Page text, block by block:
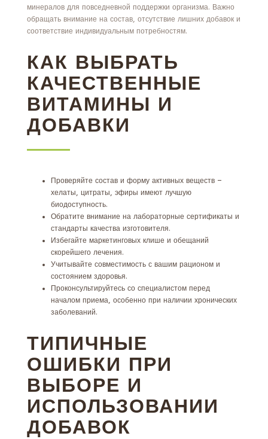
минералов для повседневной поддержки организма. Важно
обращать внимание на состав, отсутствие лишних добавок и
соответствие индивидуальным потребностям.
КАК ВЫБРАТЬ
КАЧЕСТВЕННЫЕ
ВИТАМИНЫ И
ДОБАВКИ
Проверяйте состав и форму активных веществ –
хелаты, цитраты, эфиры имеют лучшую
биодоступность.
Обратите внимание на лабораторные сертификаты и
стандарты качества изготовителя.
Избегайте маркетинговых клише и обещаний
скорейшего лечения.
Учитывайте совместимость с вашим рационом и
состоянием здоровья.
Проконсультируйтесь со специалистом перед
началом приема, особенно при наличии хронических
заболеваний.
ТИПИЧНЫЕ
ОШИБКИ ПРИ
ВЫБОРЕ И
ИСПОЛЬЗОВАНИИ
ДОБАВОК